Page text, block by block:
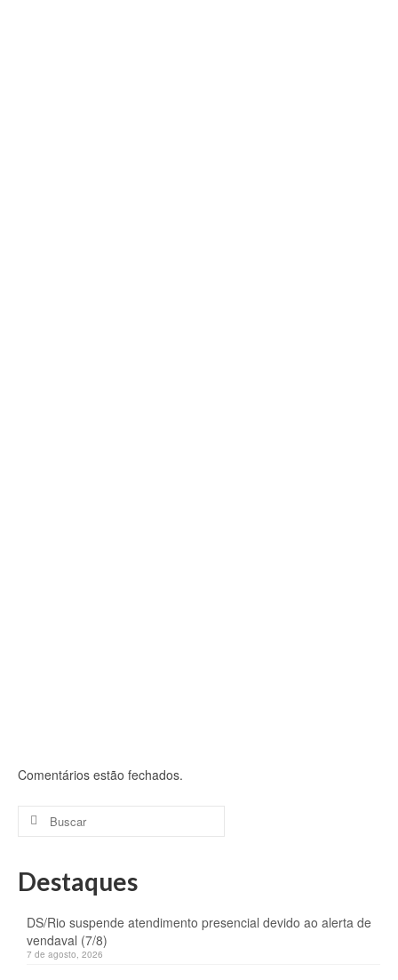
Comentários estão fechados.
Buscar
Destaques
DS/Rio suspende atendimento presencial devido ao alerta de
vendaval (7/8)
7 de agosto, 2026